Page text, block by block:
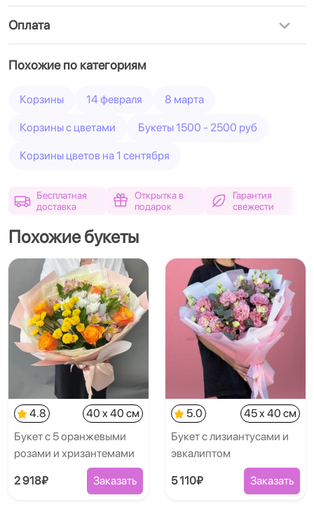
Оплата
Похожие по категориям
Корзины 14 февраля 8 марта
Корзины с цветами Букеты 1500 - 2500 руб
Корзины цветов на 1 сентября
Бесплатная
доставка
Открытка в
подарок
Гарантия
свежести
Похожие букеты
4.8
40 x 40 см
Букет с 5 оранжевыми
розами и хризантемами
2 918₽ Заказать
5.0
45 x 40 см
Букет с лизиантусами и
эвкалиптом
5 110₽ Заказать